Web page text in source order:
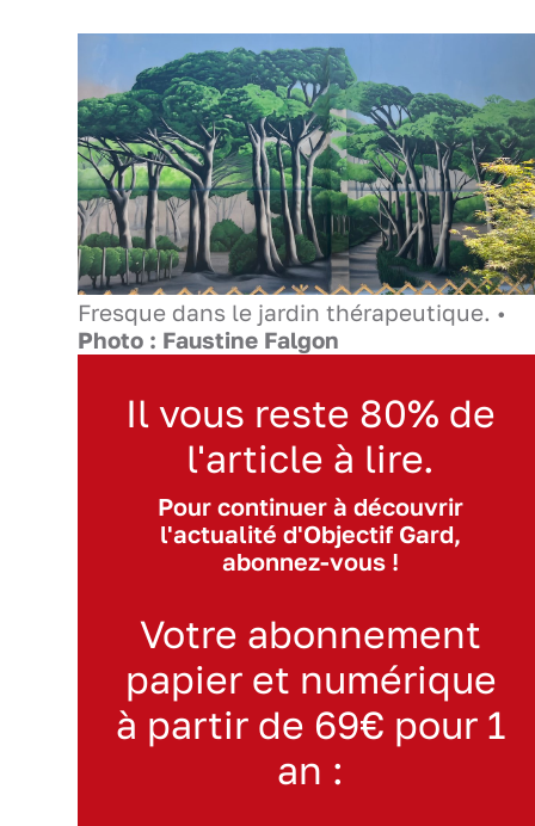
Fresque dans le jardin thérapeutique. •
Photo : Faustine Falgon
Il vous reste 80% de
l'article à lire.
Pour continuer à découvrir
l'actualité d'Objectif Gard,
abonnez-vous !
Votre abonnement
papier et numérique
à partir de 69€ pour 1
an :